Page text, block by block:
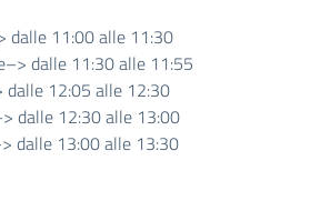
dalle 11:00 alle 11:30
dalle 11:30 alle 11:55
dalle 12:05 alle 12:30
dalle 12:30 alle 13:00
dalle 13:00 alle 13:30